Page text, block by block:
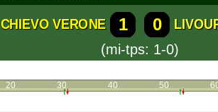
CHIEVO VERONE 1 0
(mi-tps: 1-0)
20 30 40 50